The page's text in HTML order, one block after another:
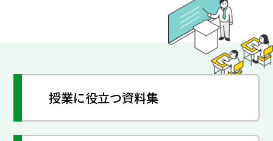
授業に役立つ資料集